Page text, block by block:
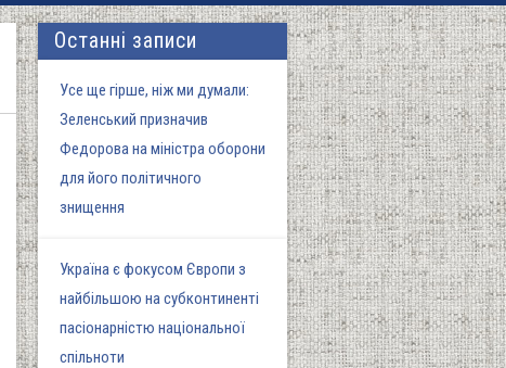
Останні записи
Усе ще гірше, ніж ми думали:
Зеленський призначив
Федорова на міністра оборони
для його політичного
знищення
Україна є фокусом Європи з
найбільшою на субконтиненті
пасіонарністю національної
спільноти